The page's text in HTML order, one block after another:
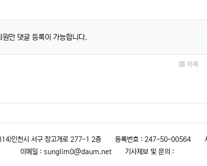
원만 댓글 등록이 가능합니다.
목록
인천시 서구 장고개로 277-1 2층 등록번호 : 247-50-00564
이메일 : sunglim0@daum.net
기사제보 및 문의 :